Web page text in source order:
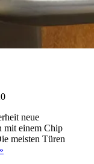
neue
mit einem Chip
meisten Türen